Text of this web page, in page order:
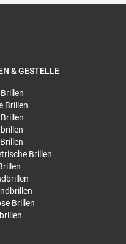
& GESTELLE
Brillen
Brillen
Brillen